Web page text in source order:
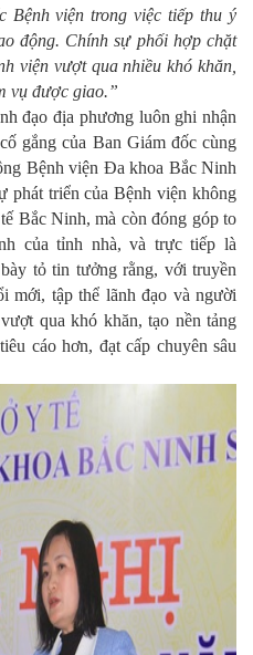
Bệnh viện trong việc tiếp thu ý
động. Chính sự phối hợp chặt
viện vượt qua nhiều khó khăn,
vụ được giao.”
đạo địa phương luôn ghi nhận
gắng của Ban Giám đốc cùng
Bệnh viện Đa khoa Bắc Ninh
phát triển của Bệnh viện không
Bắc Ninh, mà còn đóng góp to
của tỉnh nhà, và trực tiếp là
tỏ tin tưởng rằng, với truyền
mới, tập thể lãnh đạo và người
qua khó khăn, tạo nền tảng
cáo hơn, đạt cấp chuyên sâu